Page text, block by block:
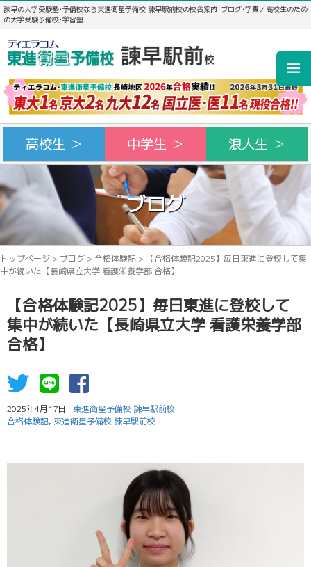
諫早の大学受験塾･予備校なら東進衛星予備校 諫早駅前校の校舎案内･ブログ･学費／高校生のため
の大学受験予備校･学習塾
高校生 ＞ 中学生 ＞ 浪人生 ＞
ブログ
トップページ > ブログ > 合格体験記 >
【合格体験記2025】毎日東進に登校して集
中が続いた【長崎県立大学 看護栄養学部 合格】
【合格体験記2025】毎日東進に登校して
集中が続いた【長崎県立大学 看護栄養学部
合格】
2025年4月17日
東進衛星予備校 諫早駅前校
合格体験記, 東進衛星予備校 諫早駅前校